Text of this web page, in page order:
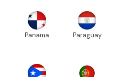
Panama Paraguay